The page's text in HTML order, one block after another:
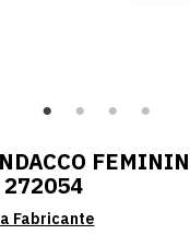
272054